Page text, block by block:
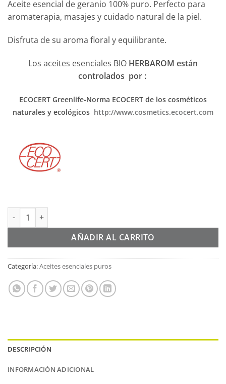
Aceite esencial de geranio 100% puro. Perfecto para
aromaterapia, masajes y cuidado natural de la piel.
Disfruta de su aroma floral y equilibrante.
Los aceites esenciales BIO HERBAROM están
controlados por :
ECOCERT Greenlife-Norma ECOCERT de los cosméticos
naturales y ecológicos http://www.cosmetics.ecocert.com
Aceite esencial GERANEO 100% puro y natural Bio
AÑADIR AL CARRITO
Alternative:
Categoría:Aceites esenciales puros
DESCRIPCIÓN
INFORMACIÓN ADICIONAL